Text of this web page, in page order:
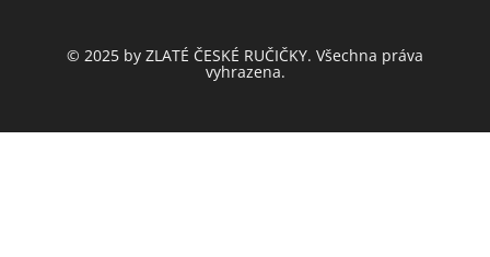
© 2025 by ZLATÉ ČESKÉ RUČIČKY. Všechna práva
vyhrazena.